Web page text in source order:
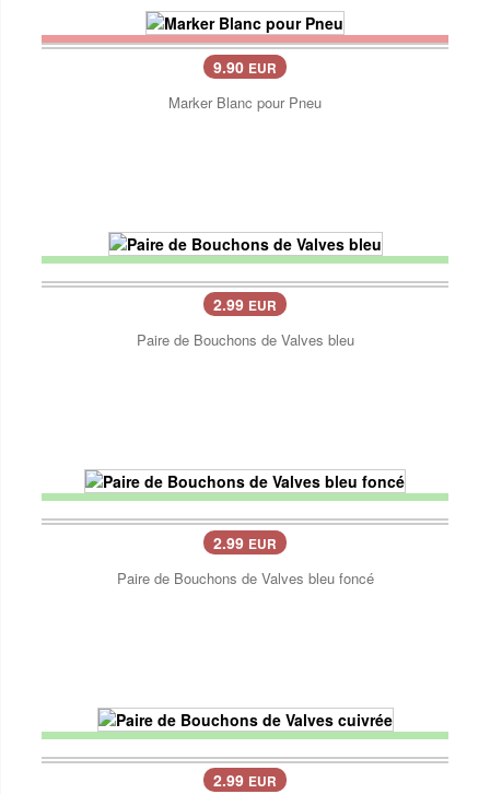
9.90 EUR
Marker Blanc pour Pneu
2.99 EUR
Paire de Bouchons de Valves bleu
2.99 EUR
Paire de Bouchons de Valves bleu foncé
2.99 EUR